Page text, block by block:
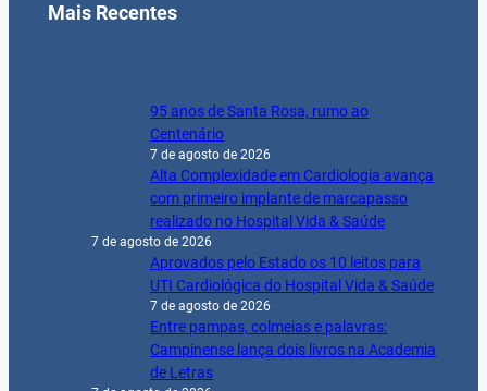
Mais Recentes
95 anos de Santa Rosa, rumo ao
Centenário
7 de agosto de 2026
Alta Complexidade em Cardiologia avança
com primeiro implante de marcapasso
realizado no Hospital Vida & Saúde
7 de agosto de 2026
Aprovados pelo Estado os 10 leitos para
UTI Cardiológica do Hospital Vida & Saúde
7 de agosto de 2026
Entre pampas, colmeias e palavras:
Campinense lança dois livros na Academia
de Letras